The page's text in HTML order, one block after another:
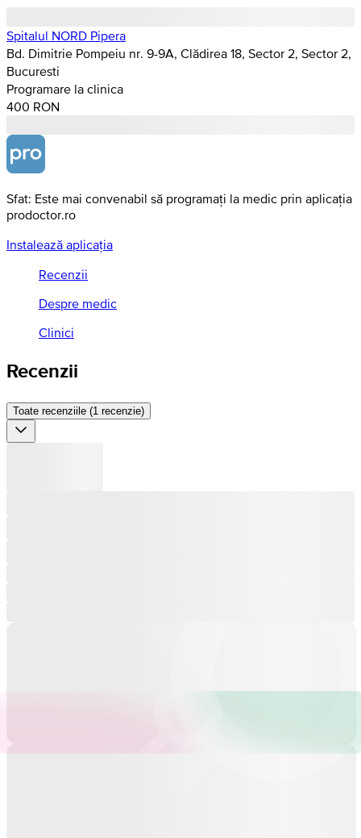
Spitalul NORD Pipera
Bd. Dimitrie Pompeiu nr. 9-9A, Clădirea 18, Sector 2, Sector 2,
Bucuresti
Programare la clinica
400 RON
Sfat: Este mai convenabil să programați la medic prin aplicația
prodoctor.ro
Instalează aplicația
Recenzii
Despre medic
Clinici
Recenzii
Toate recenziile (1 recenzie)